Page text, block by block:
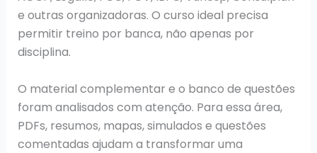
e outras organizadoras. O curso ideal precisa
permitir treino por banca, não apenas por
disciplina.
O material complementar e o banco de questões
foram analisados com atenção. Para essa área,
PDFs, resumos, mapas, simulados e questões
comentadas ajudam a transformar uma